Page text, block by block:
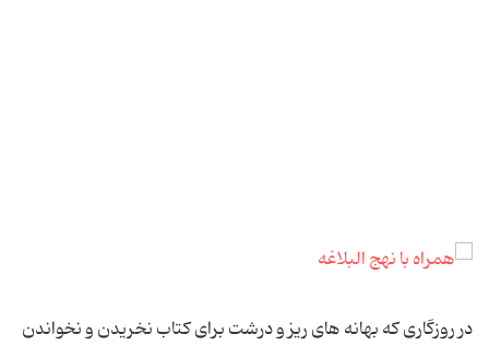
در روزگاری که بهانه های ریز و درشت برای کتاب نخریدن و نخواندن